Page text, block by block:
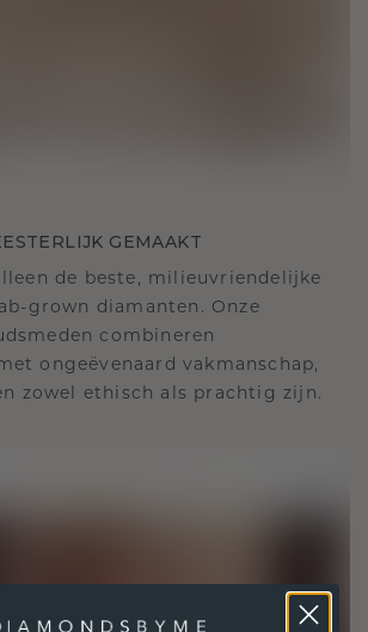
GEMAAKT
de beste, milieuvriendelijke
grown diamanten. Onze
combineren
ongeëvenaard vakmanschap,
zowel ethisch als prachtig zijn.